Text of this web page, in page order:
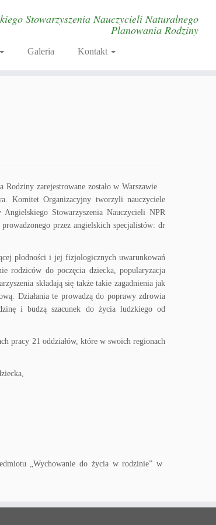
Stowarzyszenia Nauczycieli Naturalnego
Planowania Rodziny
Galeria Kontakt
Rodziny zarejestrowane zostało w Warszawie
Komitet Organizacyjny tworzyli nauczyciele
Stowarzyszenia Nauczycieli NPR
przez angielskich specjalistów: dr
płodności i jej fizjologicznych uwarunkowań
rodziców do poczęcia dziecka, popularyzacja
składają się także takie zagadnienia jak
Działania te prowadzą do poprawy zdrowia
i budzą szacunek do życia ludzkiego od
pracy 21 oddziałów, które w swoich regionach
„Wychowanie do życia w rodzinie” w